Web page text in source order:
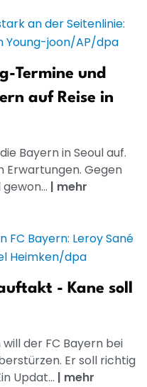
Termine und
auf Reise in
Bayern in Seoul auf.
Erwartungen. Gegen
| mehr
- Kane soll
der FC Bayern bei
Er soll richtig
Updat... | mehr